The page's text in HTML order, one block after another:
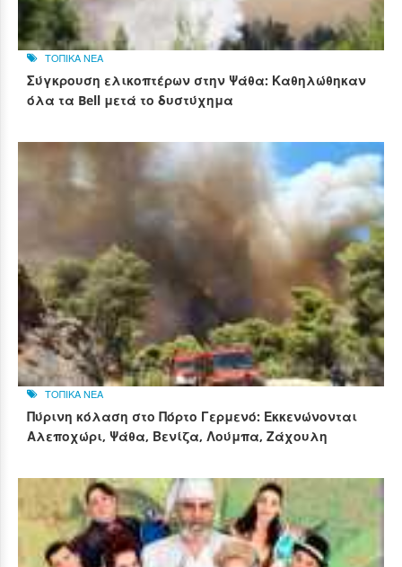
ΤΟΠΙΚΑ ΝΕΑ
Σύγκρουση ελικοπτέρων στην Ψάθα: Καθηλώθηκαν
όλα τα Bell μετά το δυστύχημα
ΤΟΠΙΚΑ ΝΕΑ
Πύρινη κόλαση στο Πόρτο Γερμενό: Εκκενώνονται
Αλεποχώρι, Ψάθα, Βενίζα, Λούμπα, Ζάχουλη